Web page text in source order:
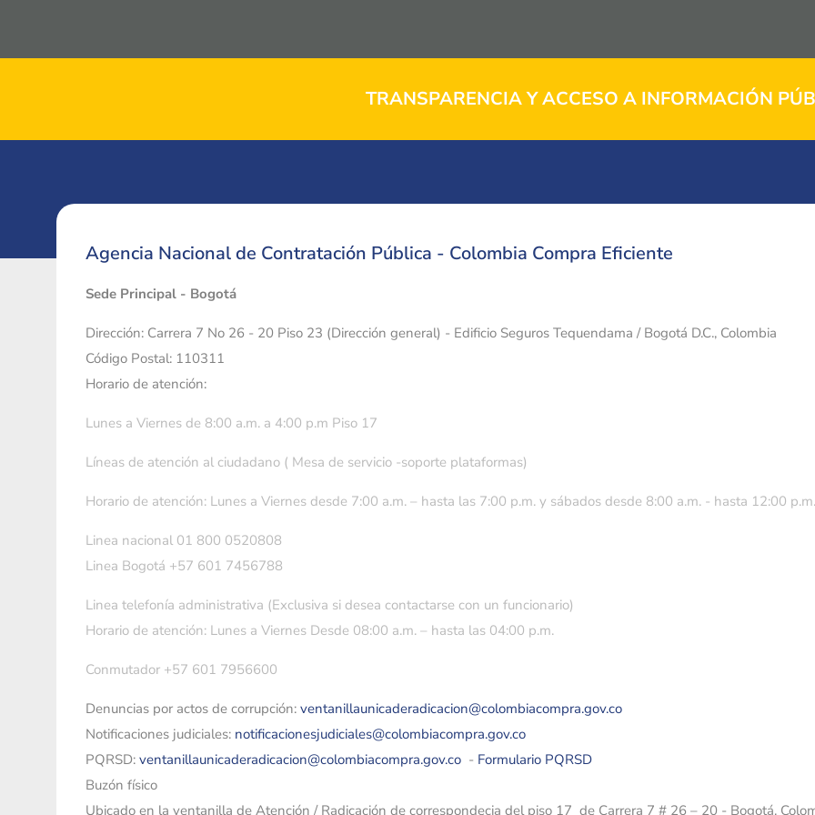
TRANSPARENCIA Y ACCESO A INFORMACIÓN
Agencia Nacional de Contratación Pública - Colombia Compra Eficiente
Sede Principal - Bogotá
Dirección: Carrera 7 No 26 - 20 Piso 23 (Dirección general) - Edificio Seguros Tequendama / Bogotá D.C., Colombia
Código Postal: 110311
Horario de atención:
Lunes a Viernes de 8:00 a.m. a 4:00 p.m Piso 17
Líneas de atención al ciudadano ( Mesa de servicio -soporte plataformas)
Horario de atención: Lunes a Viernes desde 7:00 a.m. – hasta las 7:00 p.m. y sábados desde 8:00 a.m. - hasta 12:00 p.m.
Linea nacional 01 800 0520808
Linea Bogotá +57 601 7456788
Linea telefonía administrativa (Exclusiva si desea contactarse con un funcionario)
Horario de atención: Lunes a Viernes Desde 08:00 a.m. – hasta las 04:00 p.m.
Conmutador +57 601 7956600
Denuncias por actos de corrupción: ventanillaunicaderadicacion@colombiacompra.gov.co
Notificaciones judiciales: notificacionesjudiciales@colombiacompra.gov.co
PQRSD: ventanillaunicaderadicacion@colombiacompra.gov.co - Formulario PQRSD
Buzón físico
Ubicado en la ventanilla de Atención / Radicación de correspondecia del piso 17 de Carrera 7 # 26 – 20 - Bogotá,